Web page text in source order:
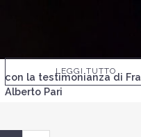
con la testimonianza di Fra
Alberto Pari
LEGGI TUTTO